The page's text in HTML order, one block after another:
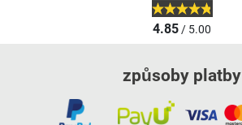
4.85/ 5.00
způsoby platby